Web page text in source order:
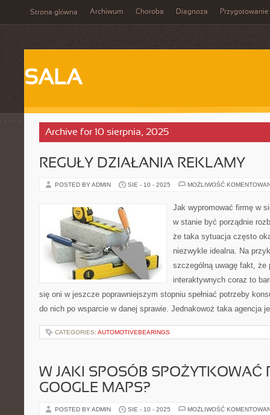
Strona główna Archiwum Choroba Diagnoza Przygotowanie
SALA
Archive for 10 sierpnia, 2025
REGUŁY DZIAŁANIA REKLAMY
POSTED BY ADMIN SIE - 10 - 2025 MOŻLIWOŚĆ
Jak wypromować firmę w
w stanie być porządnie
że taka sytuacja często
niezwykle idealna. Na
szczególną uwagę fakt, że
interaktywnych coraz to
się oni w jeszcze poprawniejszym stopniu spełniać potrzeby
do nich po wsparcie w danej sprawie. Jednakowoż taka agencja
CATEGORIES: AUTOMOTIVEBEARINGS
W JAKI SPOSÓB SPOŻYTKOWAĆ
GOOGLE MAPS?
POSTED BY ADMIN SIE - 10 - 2025 MOŻLIWOŚĆ